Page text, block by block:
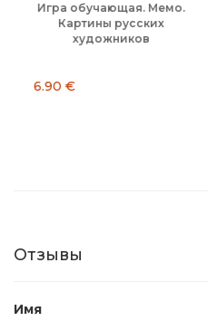
Мемо.
Настольная игра.
Воображение. Brainy
Trainy....
19.50 €
Отзывы
Имя